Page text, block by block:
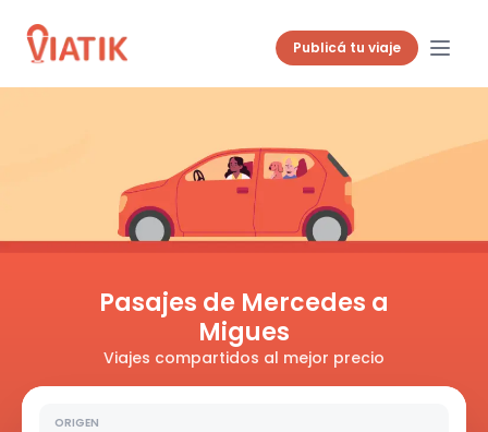
Publicá tu viaje
Pasajes de Mercedes a
Migues
Viajes compartidos al mejor precio
ORIGEN